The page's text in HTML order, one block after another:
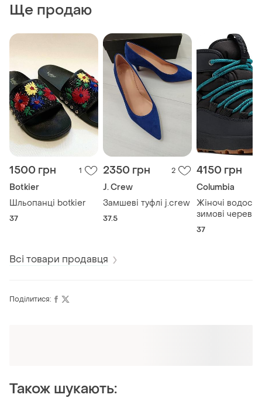
Ще продаю
1500 грн 1
Botkier
Шльопанці botkier
37
2350 грн 2
J. Crew
Замшеві туфлі j.crew
37.5
4150 грн
Columbia
Жіночі
зимові
columbia
37
Всі товари продавця
Поділитися:
Також шукають: